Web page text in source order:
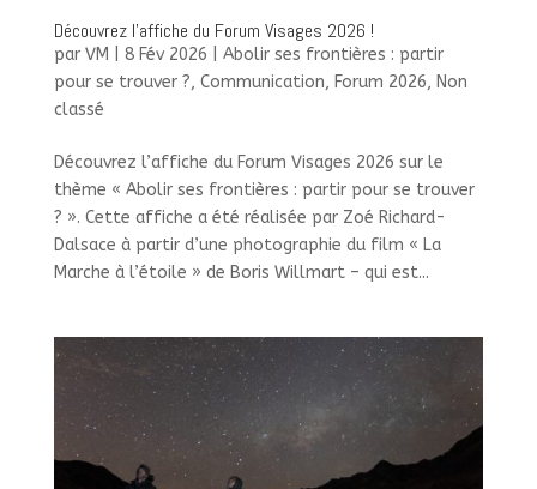
Découvrez l’affiche du Forum Visages 2026 !
par VM 8 Fév 2026
Abolir ses frontières : partir
pour se trouver ?, Communication, Forum 2026, Non
classé
Découvrez l’affiche du Forum Visages 2026 sur le
thème « Abolir ses frontières : partir pour se trouver
? ». Cette affiche a été réalisée par Zoé Richard-
Dalsace à partir d’une photographie du film « La
Marche à l’étoile » de Boris Willmart – qui est...